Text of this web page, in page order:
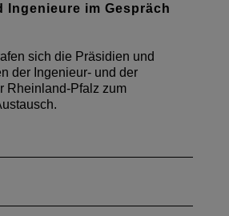
Ingenieure im Gespräch
sich die Präsidien und
der Ingenieur- und der
Rheinland-Pfalz zum